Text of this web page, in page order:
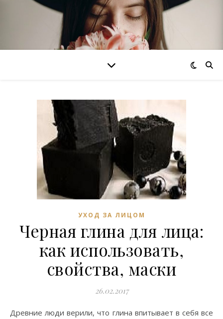
УХОД ЗА ЛИЦОМ
Черная глина для лица:
как использовать,
свойства, маски
26.02.2017
Древние люди верили, что глина впитывает в себя все